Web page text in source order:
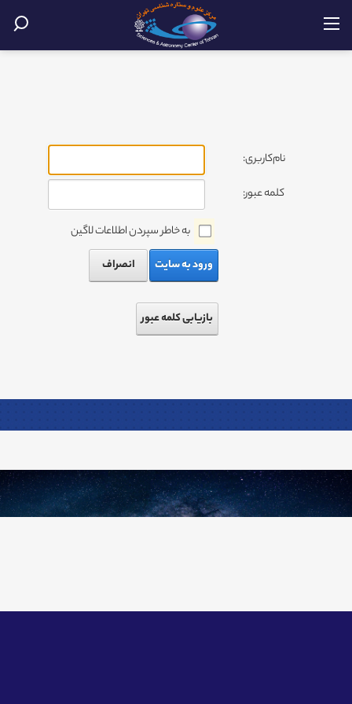
نام‌کاربری:
کلمه عبور:
به خاطر سپردن اطلاعات لاگین
ورود به سایت
انصراف
بازیابی کلمه عبور